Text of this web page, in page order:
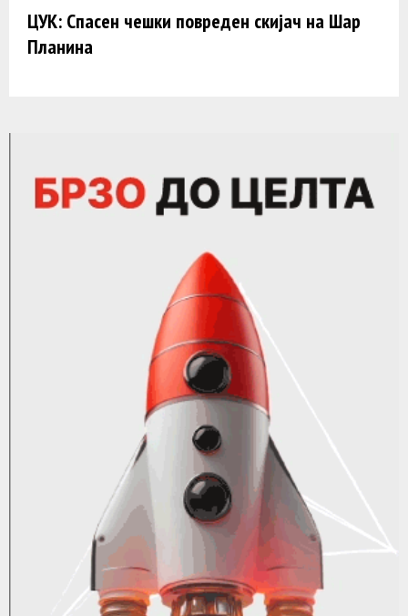
ЦУК: Спасен чешки повреден скијач на Шар
Планина